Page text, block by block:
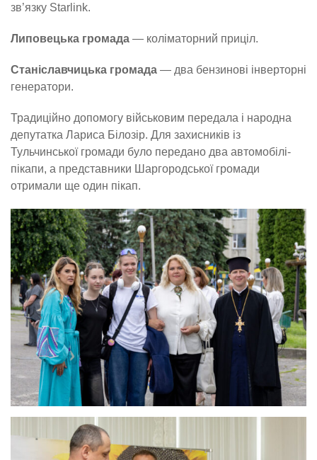
зв’язку Starlink.
Липовецька громада — коліматорний приціл.
Станіславчицька громада — два бензинові інверторні
генератори.
Традиційно допомогу військовим передала і народна
депутатка Лариса Білозір. Для захисників із
Тульчинської громади було передано два автомобілі-
пікапи, а представники Шаргородської громади
отримали ще один пікап.